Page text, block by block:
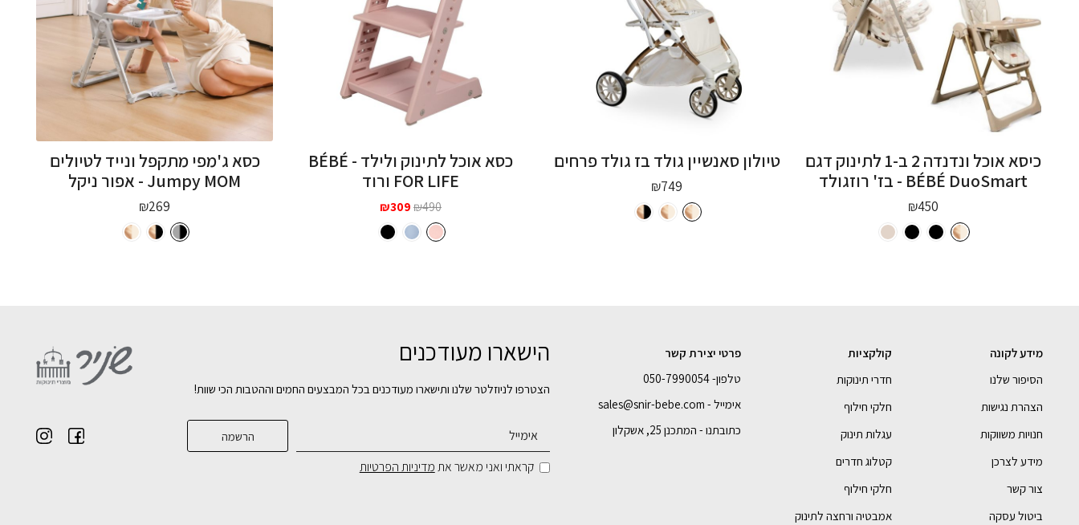
כיסא אוכל ונדנדה 2 ב-1 לתינוק דגם
BÉBÉ DuoSmart - בז' רוזגולד
₪450
טיולון סאנשיין גולד בז גולד פרחים
₪749
כסא אוכל לתינוק ולילד BÉBÉ -
FOR LIFE ורוד
₪490
המחיר
המקורי
היה:
₪309
המחיר
כסא ג'מפי מתקפל ונייד לטיולים
Jumpy MOM - אפור ניקל
₪269
מידע לקונה
הסיפור שלנו
הצהרת נגישות
חנויות משווקות
מידע לצרכן
צור קשר
ביטול עסקה
קולקציות
חדרי תינוקות
חלקי חילוף
עגלות תינוק
קטלוג חדרים
חלקי חילוף
אמבטיה ורחצה לתינוק
פרטי יצירת קשר
טלפון- 050-7990054
אימייל - sales@snir-bebe.com
כתובתנו - המתכנן 25, אשקלון
הישארו מעודכנים
הצטרפו לניוזלטר שלנו ותישארו מעודכנים בכל המבצעים החמים וההטבות הכי שוות!
קראתי ואני מאשר אתמדיניות הפרטיות